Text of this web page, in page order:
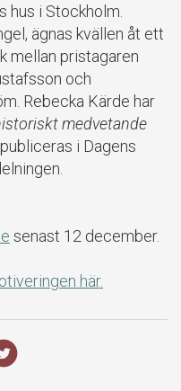
hus i Stockholm.
ägnas kvällen åt ett
mellan pristagaren
och
Rebecka Kärde har
medvetande
i Dagens
senast 12 december.
här.